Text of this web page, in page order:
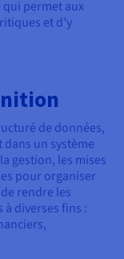
qui permet aux
et d’y
de données,
un système
gestion, les mises
pour organiser
rendre les
diverses fins :